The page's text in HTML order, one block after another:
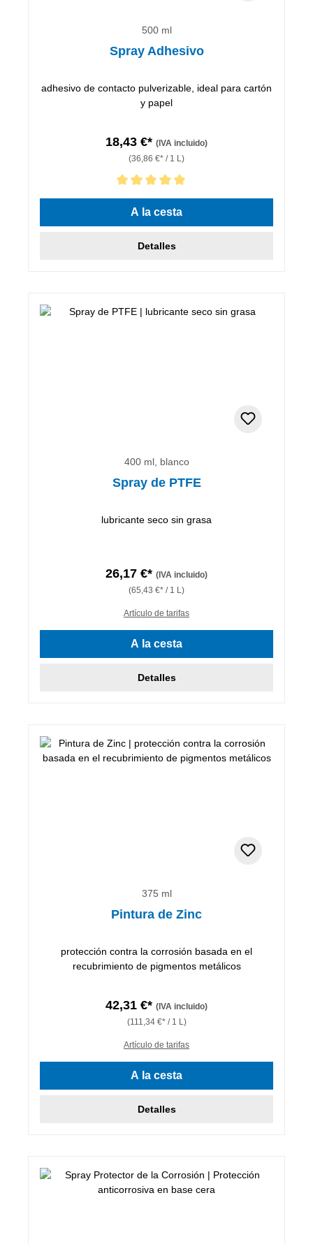
500 ml
Spray Adhesivo
adhesivo de contacto pulverizable, ideal para cartón
y papel
18,43 €* (IVA incluido)
(36,86 €* / 1 L)
Calificación promedio de 5 de 5 estrellas
A la cesta
Detalles
400 ml, blanco
Spray de PTFE
lubricante seco sin grasa
26,17 €* (IVA incluido)
(65,43 €* / 1 L)
Artículo de tarifas
A la cesta
Detalles
375 ml
Pintura de Zinc
protección contra la corrosión basada en el
recubrimiento de pigmentos metálicos
42,31 €* (IVA incluido)
(111,34 €* / 1 L)
Artículo de tarifas
A la cesta
Detalles